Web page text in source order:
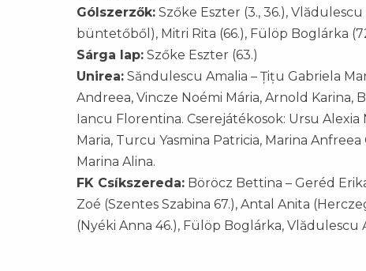
Gólszerzők: Szőke Eszter (3., 36.),
büntetőből), Mitri Rita (66.), Fülöp Boglárka
Sárga lap: Szőke Eszter (63.)
Unirea: Săndulescu Amalia – Țițu Gabriela
Andreea, Vincze Noémi Mária, Arnold Karina,
Iancu Florentina. Cserejátékosok: Ursu
Maria, Turcu Yasmina Patricia, Marina
Marina Alina.
FK Csíkszereda: Böröcz Bettina – Geréd
Zoé (Szentes Szabina 67.), Antal Anita
(Nyéki Anna 46.), Fülöp Boglárka, Vlădulescu